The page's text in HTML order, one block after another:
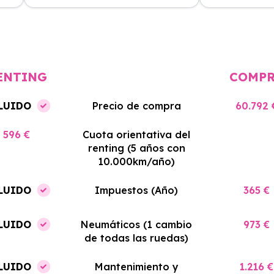
Precio de compra 60.792
596 €
Cuota orientativa del
renting (5 años con
10.000km/año)
Impuestos (Año) 365 €
Neumáticos (1 cambio
de todas las ruedas)
973 €
Mantenimiento y 1.216 €